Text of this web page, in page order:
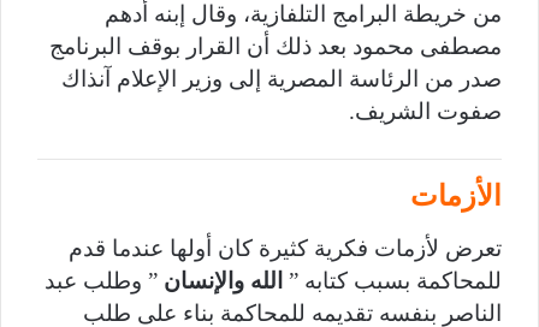
من خريطة البرامج التلفازية، وقال إبنه أدهم
مصطفى محمود بعد ذلك أن القرار بوقف البرنامج
صدر من الرئاسة المصرية إلى وزير الإعلام آنذاك
صفوت الشريف.
الأزمات
تعرض لأزمات فكرية كثيرة كان أولها عندما قدم
للمحاكمة بسبب كتابه ” الله والإنسان ” وطلب عبد
الناصر بنفسه تقديمه للمحاكمة بناء على طلب